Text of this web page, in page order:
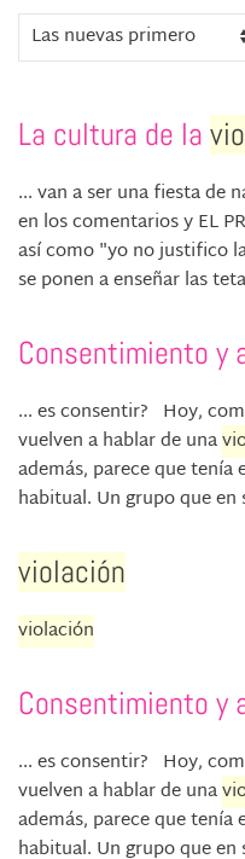
La cultura de la
... van a ser una fiesta de
en los comentarios y EL
así como "yo no justifico
se ponen a enseñar las
Consentimiento y
... es consentir? Hoy,
vuelven a hablar de una
además, parece que
habitual. Un grupo que en
violación
violación
Consentimiento y
... es consentir? Hoy,
vuelven a hablar de una
además, parece que
habitual. Un grupo que en